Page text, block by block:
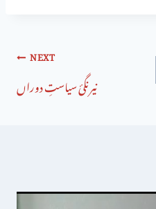
NEXT
نیرنگیٔ سیاستِ دوراں